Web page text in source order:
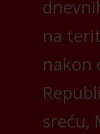
na
nakon
sreću,